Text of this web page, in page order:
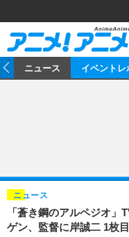
ゲーム
海外イベント
俳優・タレント
アニメ
動画
ニュース イベントレ
「蒼き鋼のアルペジオ
ゲン、監督に岸誠二 1枚
ニュース